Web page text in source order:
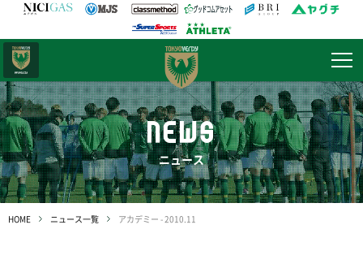
NEWS
ニュース
HOME ニュース一覧 アカデミー - 2010.11